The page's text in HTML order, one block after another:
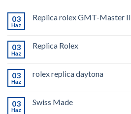
03
Haz
Replica rolex GMT-Master II
03
Haz
Replica Rolex
03
Haz
rolex replica daytona
03
Haz
Swiss Made